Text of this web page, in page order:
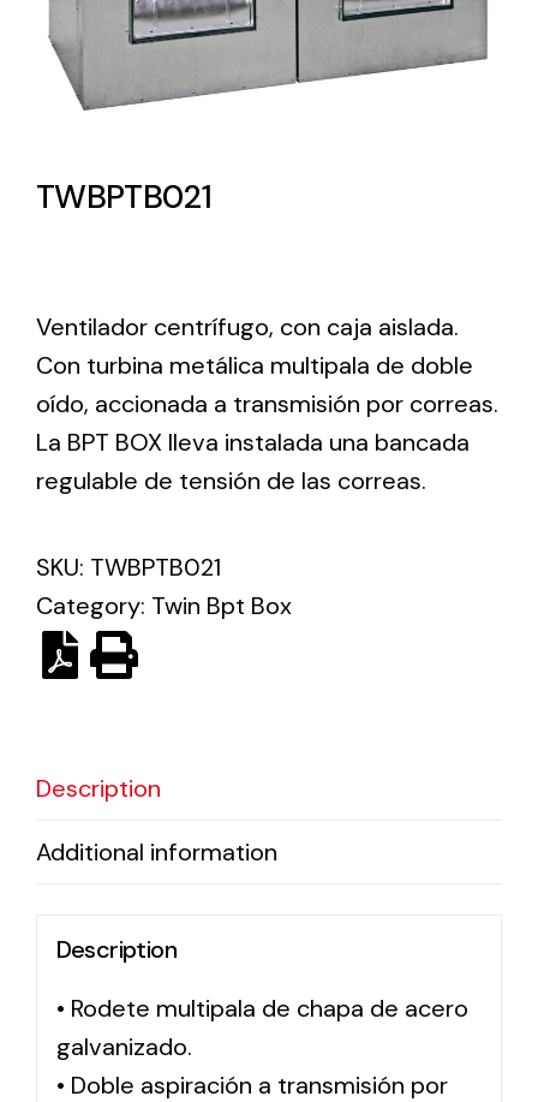
Lighting and Electrical
Equipment
Ventilación
Amplia gama de ventiladores y equipos de
ventilación industriales
Ventilation
The incorporation of Novovent into the group
meant a greater offer of ventilation products for
Variedad de soluciones solares para todo tipo
TWBPTB021
Ventilador centrífugo, con caja aislada.
Con turbina metálica multipala de doble
oído, accionada a transmisión por correas.
La BPT BOX lleva instalada una bancada
regulable de tensión de las correas.
SKU: TWBPTB021
Category: Twin Bpt Box
Description
Additional information
Description
• Rodete multipala de chapa de acero
galvanizado.
• Doble aspiración a transmisión por